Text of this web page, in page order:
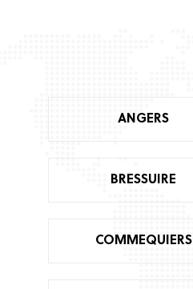
ANGERS
BRESSUIRE
COMMEQUIERS